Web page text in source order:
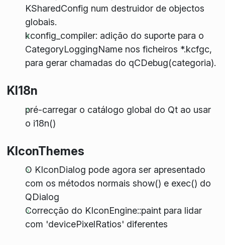
KSharedConfig num destruidor de objectos
globais.
kconfig_compiler: adição do suporte para o
CategoryLoggingName nos ficheiros *.kcfgc,
para gerar chamadas do qCDebug(categoria).
KI18n
pré-carregar o catálogo global do Qt ao usar
o i18n()
KIconThemes
O KIconDialog pode agora ser apresentado
com os métodos normais show() e exec() do
QDialog
Correcção do KIconEngine::paint para lidar
com 'devicePixelRatios' diferentes